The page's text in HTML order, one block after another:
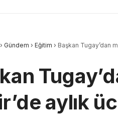
› Gündem › Eğitim › Başkan Tugay’dan
aylık